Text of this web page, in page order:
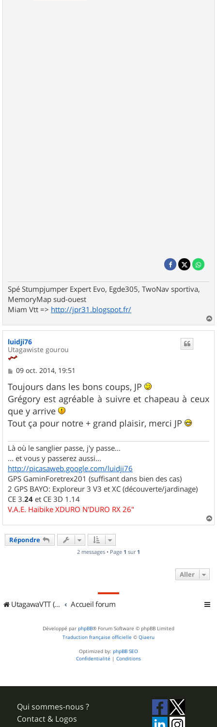
Spé Stumpjumper Expert Evo, Egde305, TwoNav sportiva,
MemoryMap sud-ouest
Miam Vtt => http://jpr31.blogspot.fr/
a
u
luidji76
Utagawiste gourou
M
s
s
a
g
e
09 oct. 2014, 19:51
Toujours dans les bons coups, JP
Grégory est agréable à suivre et chapeau à ceux
que y arrive
Tout ça pour notre + grand plaisir, merci JP
Là où le sanglier passe, j'y passe...
... et vous y passerez aussi...
http://picasaweb.google.com/luidji76
GPS GaminForetrex201 (suffisant dans bien des cas)
2 GPS BAYO: Exploreur 3 V3 et XC (découverte/jardinage)
CE 3.24 et CE 3D 1.14
V.A.E. Haibike XDURO N'DURO RX 26"
a
Répondre
2 messages • Page 1 sur 1
Aller
UtagawaVTT (Randos VTT et VTTAE avec traces GPS) Accueil forum
Développé par phpBB® Forum Software © phpBB Limited
Traduction française officielle © Qiaeru
Optimized by: phpBB SEO
Confidentialité | Conditions
Qui sommes-nous ?
Contact & Logos